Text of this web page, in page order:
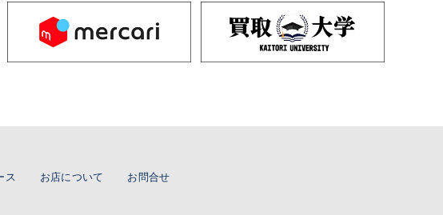
ス お店について お問合せ